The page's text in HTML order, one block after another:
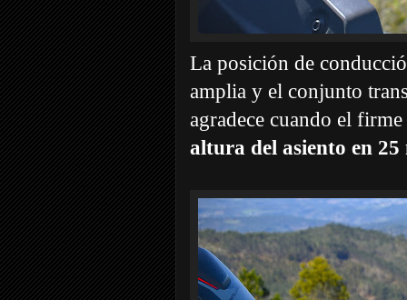
La posición de
amplia y el conjunto
agradece cuando el
altura del asiento en 25